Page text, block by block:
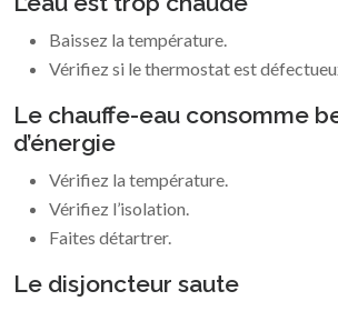
Baissez la température.
Vérifiez si le thermostat est
Le chauffe-eau consomme
d’énergie
Vérifiez la température.
Vérifiez l’isolation.
Faites détartrer.
Le disjoncteur saute